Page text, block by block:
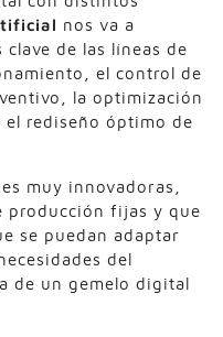
nos va a
de las líneas de
el control de
la optimización
rediseño óptimo de
muy innovadoras,
producción fijas y que
se puedan adaptar
del
de un gemelo digital